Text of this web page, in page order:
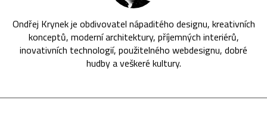
Ondřej Krynek je obdivovatel nápaditého designu, kreativních
konceptů, moderní architektury, příjemných interiérů,
inovativních technologií, použitelného webdesignu, dobré
hudby a veškeré kultury.